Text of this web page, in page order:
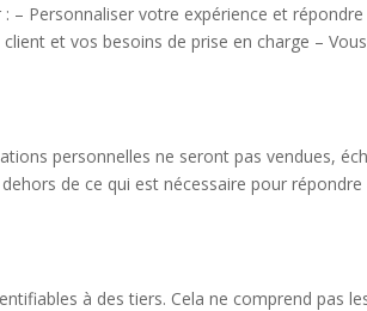
Personnaliser votre expérience et
et vos besoins de prise en charge –
personnelles ne seront pas vendues,
de ce qui est nécessaire pour
à des tiers. Cela ne comprend pas